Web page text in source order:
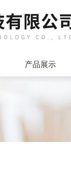
产品展示